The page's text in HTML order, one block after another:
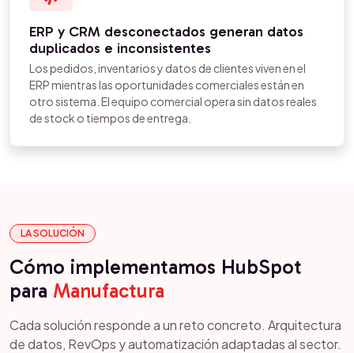
ERP y CRM desconectados generan datos
duplicados e inconsistentes
Los pedidos, inventarios y datos de clientes viven en el
ERP mientras las oportunidades comerciales están en
otro sistema. El equipo comercial opera sin datos reales
de stock o tiempos de entrega.
LA SOLUCIÓN
Cómo implementamos HubSpot
para Manufactura
Cada solución responde a un reto concreto. Arquitectura
de datos, RevOps y automatización adaptadas al sector.